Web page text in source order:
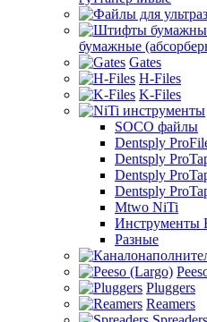
бумажные
Gates
H-Files
K-Files
SOCO файлы
Dentsply
Dentsply
Dentsply
Dentsply
Mtwo NiTi
Инструменты
Разные
Pluggers
Reamers